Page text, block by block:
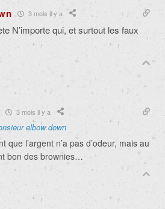
3 mois il y a
N’importe qui, et surtout les faux
3 mois il y a
elbow down
que l’argent n’a pas d’odeur, mais au
bon des brownies…